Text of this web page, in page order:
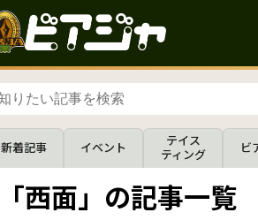
新着記事 イベント
テイス
ティング
ビ
「西面」の記事一覧